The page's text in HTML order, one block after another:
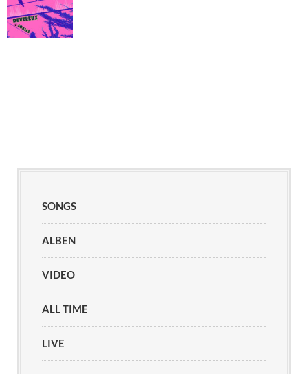
SONGS
ALBEN
VIDEO
ALL TIME
LIVE